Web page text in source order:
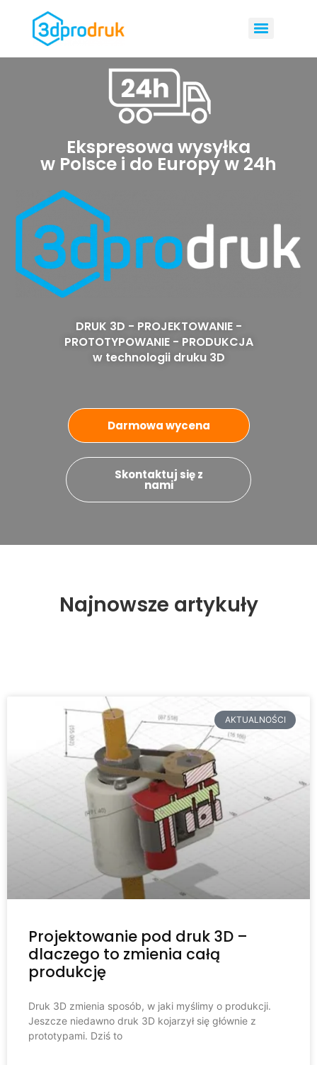
Ekspresowa wysyłka
w Polsce i do Europy w 24h
DRUK 3D - PROJEKTOWANIE -
PROTOTYPOWANIE - PRODUKCJA
w technologii druku 3D
Darmowa wycena
Skontaktuj się z
nami
Najnowsze artykuły
AKTUALNOŚCI
Projektowanie pod druk 3D –
dlaczego to zmienia całą
produkcję
Druk 3D zmienia sposób, w jaki myślimy o produkcji.
Jeszcze niedawno druk 3D kojarzył się głównie z
prototypami. Dziś to